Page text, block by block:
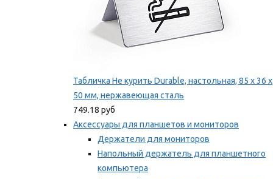
Табличка Не курить Durable, настольная, 85 x 36 x
50 мм, нержавеющая сталь
749.18 руб
Аксессуары для планшетов и мониторов
Держатели для мониторов
Напольный держатель для планшетного
компьютера